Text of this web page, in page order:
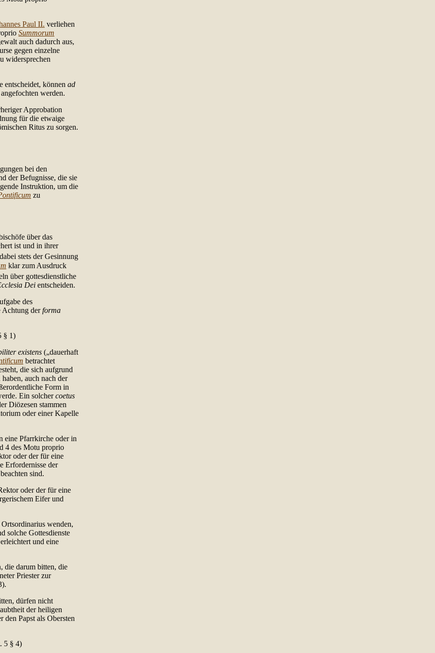
Paul II. verliehen
Summorum
auch dadurch aus,
gegen einzelne
widersprechen
entscheidet, können ad
werden.
Approbation
für die etwaige
Ritus zu sorgen.
bei den
der Befugnisse, die sie
Instruktion, um die
zu
über das
ist und in ihrer
stets der Gesinnung
klar zum Ausdruck
über gottesdienstliche
Dei entscheiden.
des
Achtung derforma
§ 1)
existens („dauerhaft
betrachtet
die sich aufgrund
auch nach der
Form in
Ein solchercoetus
Diözesen stammen
oder einer Kapelle
eine Pfarrkirche oder in
4 des Motu proprio
oder der für eine
Erfordernisse der
sind.
oder der für eine
Eifer und
wenden,
solche Gottesdienste
und eine
die darum bitten, die
Priester zur
dürfen nicht
der heiligen
den Papst als Obersten
5 § 4)